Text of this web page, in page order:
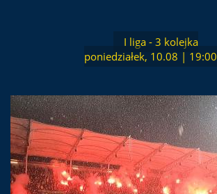
I liga - 3 kolejka
poniedziałek, 10.08 | 19:00